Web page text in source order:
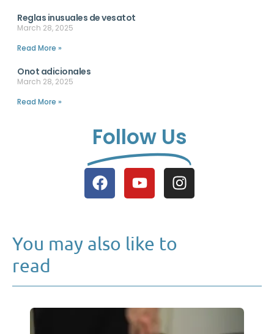
Reglas inusuales de vesatot
March 28, 2025
Read More »
Onot adicionales
March 28, 2025
Read More »
Follow Us
You may also like to
read